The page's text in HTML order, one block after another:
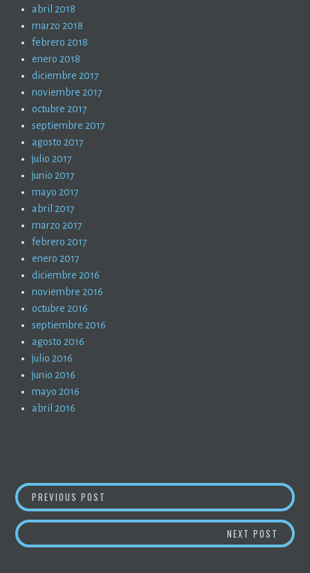
abril 2018
marzo 2018
febrero 2018
enero 2018
diciembre 2017
noviembre 2017
octubre 2017
septiembre 2017
agosto 2017
julio 2017
junio 2017
mayo 2017
abril 2017
marzo 2017
febrero 2017
enero 2017
diciembre 2016
noviembre 2016
octubre 2016
septiembre 2016
agosto 2016
julio 2016
junio 2016
mayo 2016
abril 2016
NAVEGACIÓN
DE
PREVIOUS POST
NEXT POST